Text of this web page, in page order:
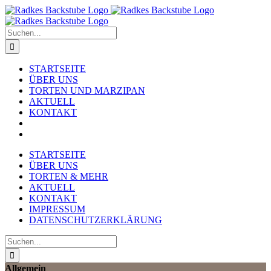
Zum
Inhalt
springen
Suche
nach:
STARTSEITE
ÜBER UNS
TORTEN UND MARZIPAN
AKTUELL
KONTAKT
STARTSEITE
ÜBER UNS
TORTEN & MEHR
AKTUELL
KONTAKT
IMPRESSUM
DATENSCHUTZERKLÄRUNG
Suche
nach:
Allgemein